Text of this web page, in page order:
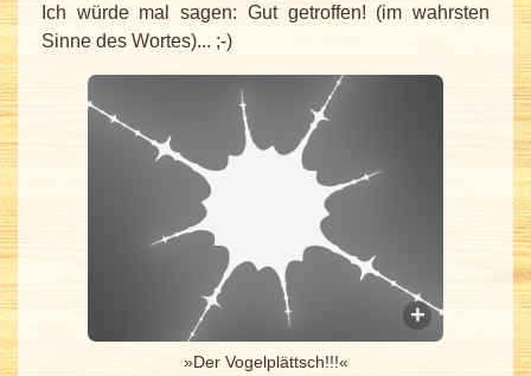
Ich würde mal sagen: Gut getroffen! (im wahrsten
Sinne des Wortes)... ;-)
»Der Vogelplättsch!!!«